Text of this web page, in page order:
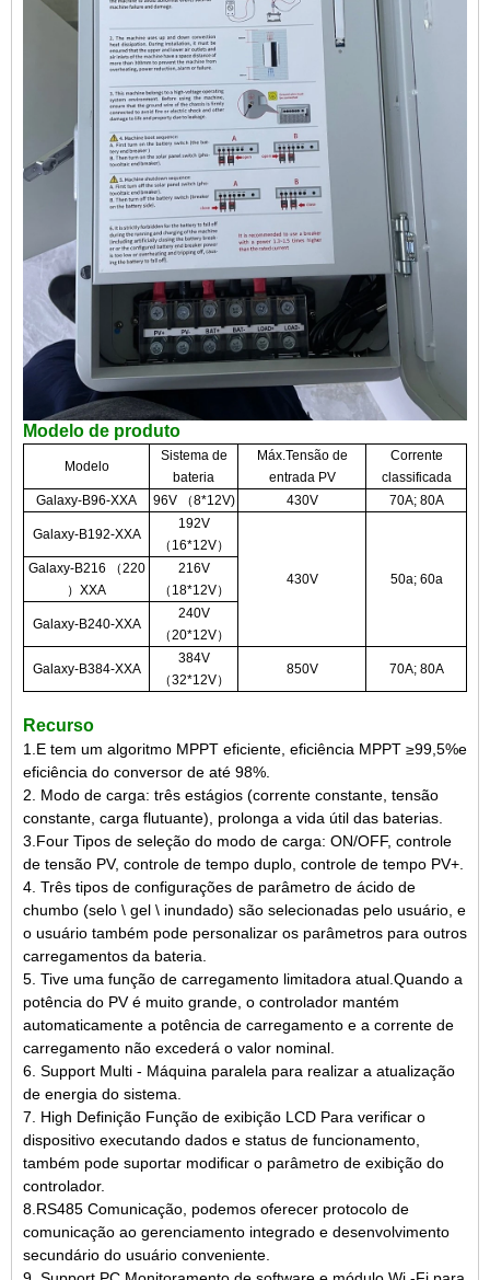
Modelo de produto
Modelo
Sistema de
bateria
Máx.Tensão de
entrada PV
Corrente
classificada
Galaxy-B96-XXA
96V （8*12V) 430V 70A; 80A
Galaxy-B192-XXA
192V
（16*12V）
430V 50a; 60a
Galaxy-B216 （220
）XXA
216V
（18*12V）
Galaxy-B240-XXA
240V
（20*12V）
Galaxy-B384-XXA
384V
（32*12V）
850V 70A; 80A
Recurso
1.E tem um algoritmo MPPT eficiente, eficiência MPPT ≥99,5%e
eficiência do conversor de até 98%.
2. Modo de carga: três estágios (corrente constante, tensão
constante, carga flutuante), prolonga a vida útil das baterias.
3.Four Tipos de seleção do modo de carga: ON/OFF, controle
de tensão PV, controle de tempo duplo, controle de tempo PV+.
4. Três tipos de configurações de parâmetro de ácido de
chumbo (selo \ gel \ inundado) são selecionadas pelo usuário, e
o usuário também pode personalizar os parâmetros para outros
carregamentos da bateria.
5. Tive uma função de carregamento limitadora atual.Quando a
potência do PV é muito grande, o controlador mantém
automaticamente a potência de carregamento e a corrente de
carregamento não excederá o valor nominal.
6. Support Multi - Máquina paralela para realizar a atualização
de energia do sistema.
7. High Definição Função de exibição LCD Para verificar o
dispositivo executando dados e status de funcionamento,
também pode suportar modificar o parâmetro de exibição do
controlador.
8.RS485 Comunicação, podemos oferecer protocolo de
comunicação ao gerenciamento integrado e desenvolvimento
secundário do usuário conveniente.